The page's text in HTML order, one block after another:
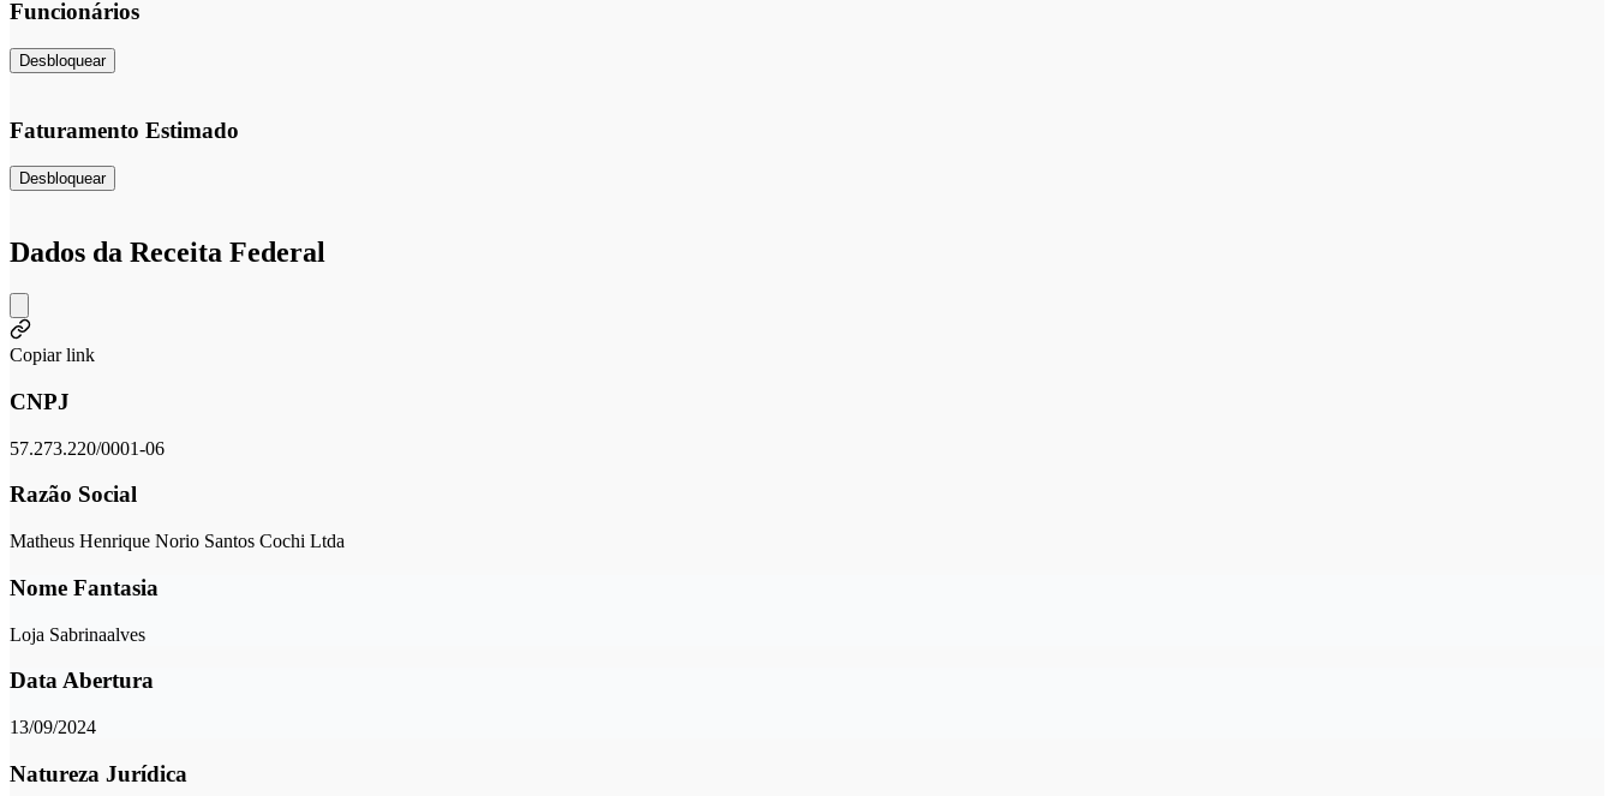
Funcionários
Desbloquear
Faturamento Estimado
Desbloquear
Dados da Receita Federal
Copiar link
CNPJ
57.273.220/0001-06
Razão Social
Matheus Henrique Norio Santos Cochi Ltda
Nome Fantasia
Loja Sabrinaalves
Data Abertura
13/09/2024
Natureza Jurídica